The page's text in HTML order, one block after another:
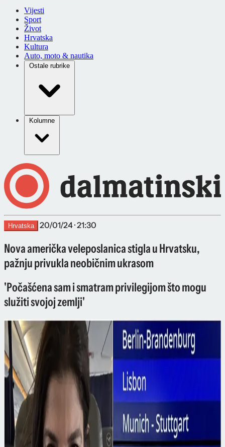
Vijesti
Sport
Život
Hrvatska
Kultura
Auto, moto & nautika
Ostale rubrike
Kolumne
Hrvatska 20/01/24 · 21:30
Nova američka veleposlanica stigla u Hrvatsku,
pažnju privukla neobičnim ukrasom
'Počašćena sam i smatram privilegijom što mogu
služiti svojoj zemlji'